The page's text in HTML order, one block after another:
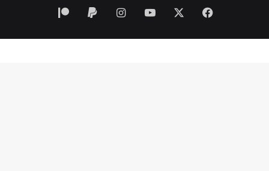
فيسبوك ‫YouTubeانستقرام
‏Paypal
‫Patreon